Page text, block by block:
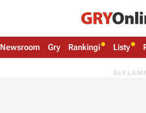
Newsroom Gry Rankingi Listy